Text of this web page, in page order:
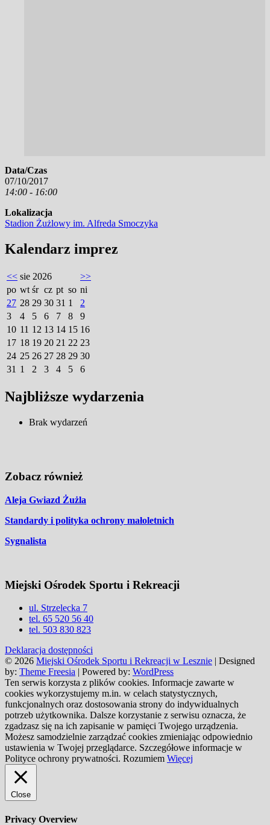
Data/Czas
07/10/2017
14:00 - 16:00
Lokalizacja
Stadion Żużlowy im. Alfreda Smoczyka
Kalendarz imprez
<< sie 2026
>>
po wt śr cz pt so ni
27 28 29 30 31 1
2
3
4 5 6 7 8
9
10 11 12 13 14 15 16
17 18 19 20 21 22 23
24 25 26 27 28 29 30
31 1 2 3 4 5 6
Najbliższe wydarzenia
Brak wydarzeń
Zobacz również
Aleja Gwiazd Żużla
Standardy i polityka ochrony małoletnich
Sygnalista
Miejski Ośrodek Sportu i Rekreacji
ul. Strzelecka 7
tel. 65 520 56 40
tel. 503 830 823
Deklaracja dostępności
© 2026 Miejski Ośrodek Sportu i Rekreacji w Lesznie | Designed
by: Theme Freesia | Powered by: WordPress
Ten serwis korzysta z plików cookies. Informacje zawarte w
cookies wykorzystujemy m.in. w celach statystycznych,
funkcjonalnych oraz dostosowania strony do indywidualnych
potrzeb użytkownika. Dalsze korzystanie z serwisu oznacza, że
zgadzasz się na ich zapisanie w pamięci Twojego urządzenia.
Możesz samodzielnie zarządzać cookies zmieniając odpowiednio
ustawienia w Twojej przeglądarce. Szczegółowe informacje w
Polityce ochrony prywatności. Rozumiem Więcej
Close
Privacy Overview